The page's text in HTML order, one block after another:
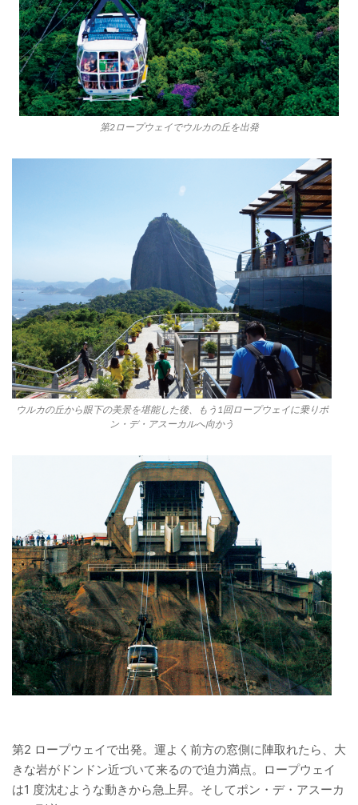
第2ロープウェイでウルカの丘を出発
ウルカの丘から眼下の美景を堪能した後、もう1回ロープウェイに乗りポ
ン・デ・アスーカルへ向かう
第2 ロープウェイで出発。運よく前方の窓側に陣取れたら、大
きな岩がドンドン近づいて来るので迫力満点。ロープウェイ
は1 度沈むような動きから急上昇。そしてポン・デ・アスーカ